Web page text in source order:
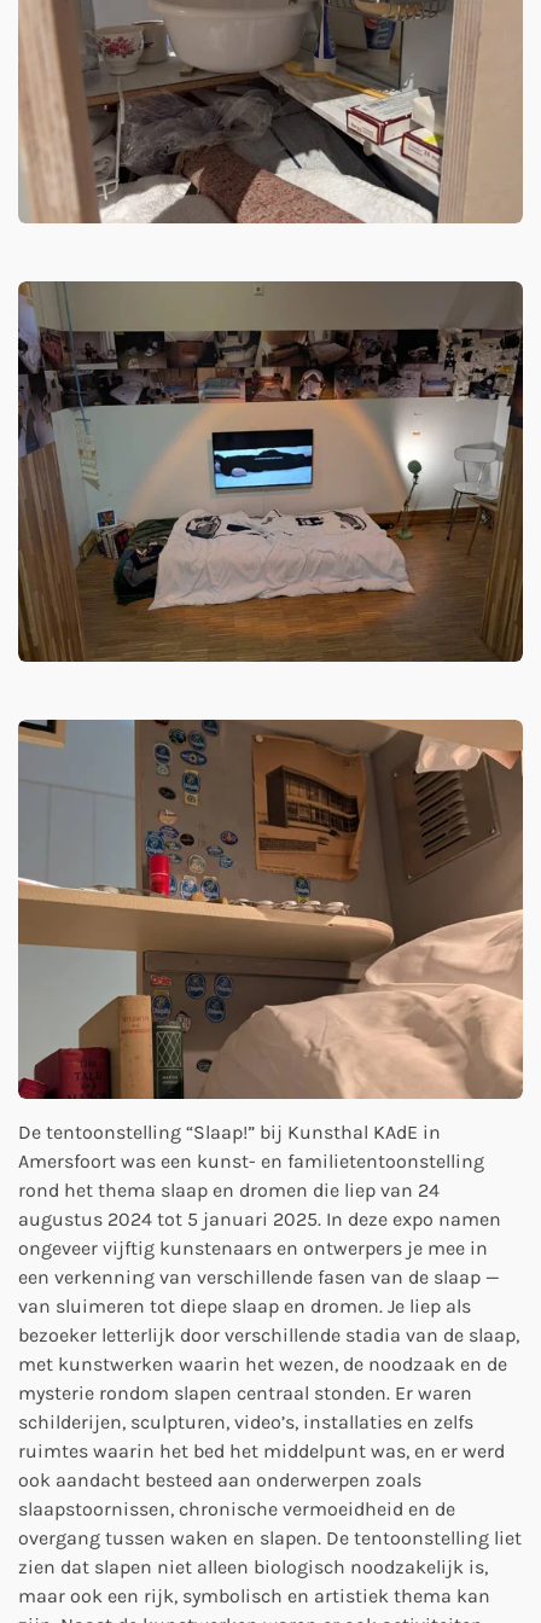
De tentoonstelling “Slaap!” bij Kunsthal KAdE in
Amersfoort was een kunst- en familietentoonstelling
rond het thema slaap en dromen die liep van 24
augustus 2024 tot 5 januari 2025. In deze expo namen
ongeveer vijftig kunstenaars en ontwerpers je mee in
een verkenning van verschillende fasen van de slaap —
van sluimeren tot diepe slaap en dromen. Je liep als
bezoeker letterlijk door verschillende stadia van de slaap,
met kunstwerken waarin het wezen, de noodzaak en de
mysterie rondom slapen centraal stonden. Er waren
schilderijen, sculpturen, video’s, installaties en zelfs
ruimtes waarin het bed het middelpunt was, en er werd
ook aandacht besteed aan onderwerpen zoals
slaapstoornissen, chronische vermoeidheid en de
overgang tussen waken en slapen. De tentoonstelling liet
zien dat slapen niet alleen biologisch noodzakelijk is,
maar ook een rijk, symbolisch en artistiek thema kan